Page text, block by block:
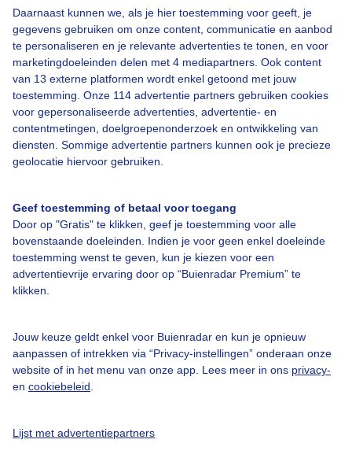
Daarnaast kunnen we, als je hier toestemming voor geeft, je
gegevens gebruiken om onze content, communicatie en aanbod
te personaliseren en je relevante advertenties te tonen, en voor
marketingdoeleinden delen met 4 mediapartners. Ook content
van 13 externe platformen wordt enkel getoond met jouw
toestemming. Onze 114 advertentie partners gebruiken cookies
voor gepersonaliseerde advertenties, advertentie- en
contentmetingen, doelgroepenonderzoek en ontwikkeling van
diensten. Sommige advertentie partners kunnen ook je precieze
geolocatie hiervoor gebruiken.
Geef toestemming of betaal voor toegang
Door op "Gratis" te klikken, geef je toestemming voor alle
bovenstaande doeleinden. Indien je voor geen enkel doeleinde
toestemming wenst te geven, kun je kiezen voor een
advertentievrije ervaring door op “Buienradar Premium” te
klikken.
Jouw keuze geldt enkel voor Buienradar en kun je opnieuw
aanpassen of intrekken via “Privacy-instellingen” onderaan onze
website of in het menu van onze app. Lees meer in ons privacy-
en cookiebeleid
Lijst met advertentiepartners
Over Buienradar
Bedrijfsgegevens
Veelgestelde vragen
Toegankelijkheid
Gebruikersvoorwaarden
Adverteren
Buienradar Team
Cookie beleid
@BuienradarNL